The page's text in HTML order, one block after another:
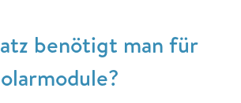
benötigt man für